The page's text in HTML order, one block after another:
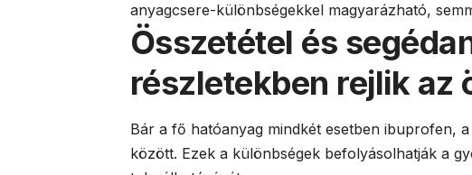
anyagcsere-különbségekkel magyarázható,
Összetétel és
részletekben rejlik az
Bár a fő hatóanyag mindkét esetben ibuprofen, a
között. Ezek a különbségek befolyásolhatják a